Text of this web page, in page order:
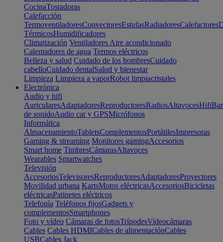
CocinaTostadoras
Calefacción
TermoventiladoresConvectoresEstufasRadiadoresCalefactores
TérmicosHumidificadores
Climatización Ventiladores Aire acondicionado
Calentadores de agua Termos eléctricos
Belleza y salud Cuidado de los hombresCuidado
cabelloCuidado dentalSalud y bienestar
Limpieza Limpieza a vaporRobot limpiacristales
Electrónica
Audio y hifi
AuricularesAdaptadoresReproductoresRadiosAltavocesHifi
de sonidoAudio car y GPSMicrófonos
Informática
AlmacenamientoTabletsComplementosPortátilesImpresoras
Gaming & streaming Monitores gamingAccesorios
Smart home TimbresCámarasAltavoces
Wearables Smartwatches
Televisión
AccesoriosTelevisoresReproductoresAdaptadoresProyectores
Movilidad urbana KartsMotos eléctricasAccesoriosBicicletas
eléctricasPatinetes eléctricos
Telefonía Teléfonos fijosGadgets y
complementosSmartphones
Foto y vídeo Cámaras de fotosTrípodesVideocámaras
Cables Cables HDMICables de alimentaciónCables
USBCables Jack